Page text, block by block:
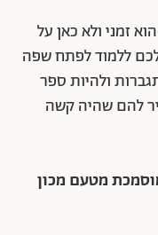
זמני ולא כאן על
ללמוד לפתח שפה
ולהיות ספר
להם שהיה קשה
מטעם מכון